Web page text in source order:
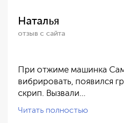
Наталья
отзыв с сайта
При отжиме машинка
вибрировать, появился
скрип. Вызвали…
Читать полностью